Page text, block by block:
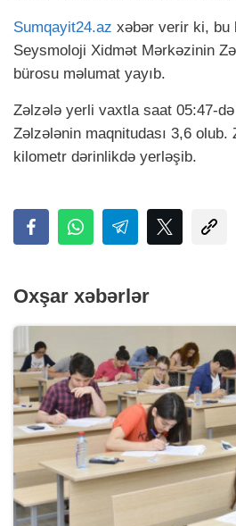
Sumqayit24.az xəbər verir ki, bu
Seysmoloji Xidmət Mərkəzinin
bürosu məlumat yayıb.
Zəlzələ yerli vaxtla saat 05:47-də
Zəlzələnin maqnitudası 3,6 olub.
kilometr dərinlikdə yerləşib.
Oxşar xəbərlər